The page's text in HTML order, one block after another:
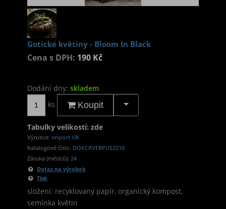
Gotické květiny - Bloom In Black
Cena s DPH: 190 Kč
Dodání dny: skladem
ks
Koupit
Tabulky velikostí: zde
Výrobce: import UK
Katalogové číslo: DOKCKVEBPUS2210
Záruka (měsíců): 24
Dotaz na výrobek
Tisk
složení: recyklovaný papír, organický kompost,
semínka květin